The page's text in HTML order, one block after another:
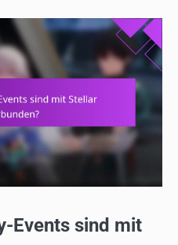
Events sind mit